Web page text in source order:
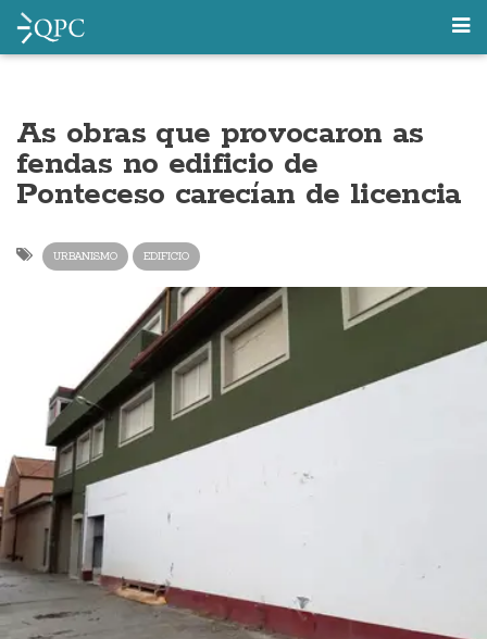
As obras que provocaron as
fendas no edificio de
Ponteceso carecían de licencia
URBANISMO EDIFICIO